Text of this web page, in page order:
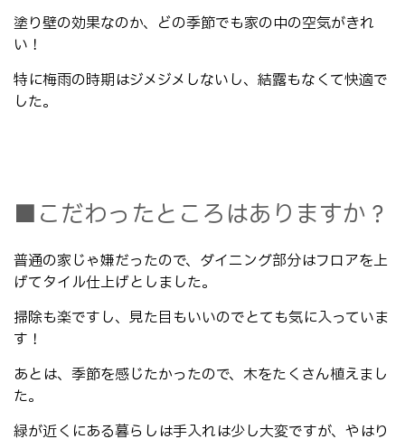
塗り壁の効果なのか、どの季節でも家の中の空気がきれ
い！
特に梅雨の時期はジメジメしないし、結露もなくて快適で
した。
■こだわったところはありますか？
普通の家じゃ嫌だったので、ダイニング部分はフロアを上
げてタイル仕上げとしました。
掃除も楽ですし、見た目もいいのでとても気に入っていま
す！
あとは、季節を感じたかったので、木をたくさん植えまし
た。
緑が近くにある暮らしは手入れは少し大変ですが、やはり